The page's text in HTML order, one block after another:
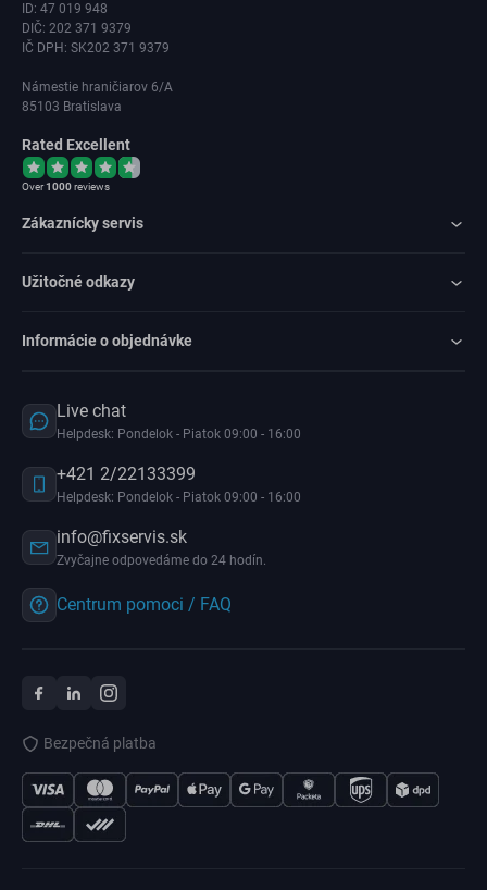
ID: 47 019 948
DIČ: 202 371 9379
IČ DPH: SK202 371 9379
Námestie hraničiarov 6/A
85103 Bratislava
Rated Excellent
Over1000reviews
Zákaznícky servis
Užitočné odkazy
Informácie o objednávke
Live chat
Helpdesk: Pondelok - Piatok 09:00 - 16:00
+421 2/22133399
Helpdesk: Pondelok - Piatok 09:00 - 16:00
info@fixservis.sk
Zvyčajne odpovedáme do 24 hodín.
Centrum pomoci / FAQ
Bezpečná platba